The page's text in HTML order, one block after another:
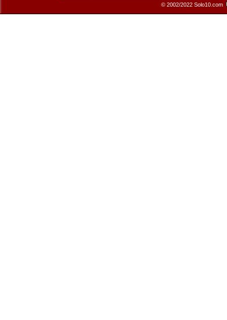
© 2002/2022 Solo10.com